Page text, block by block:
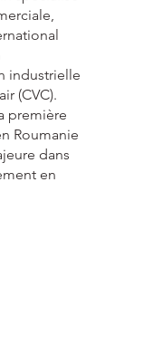
industrielle
(CVC).
première
Roumanie
dans
en